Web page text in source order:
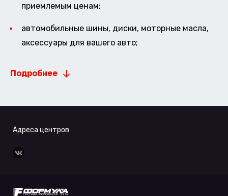
приемлемым ценам;
автомобильные шины, диски, моторные масла,
аксессуары для вашего авто;
Подробнее
Адреса центров